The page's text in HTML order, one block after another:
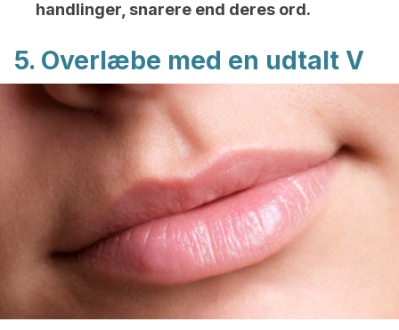
handlinger, snarere end deres ord.
5. Overlæbe med en udtalt V